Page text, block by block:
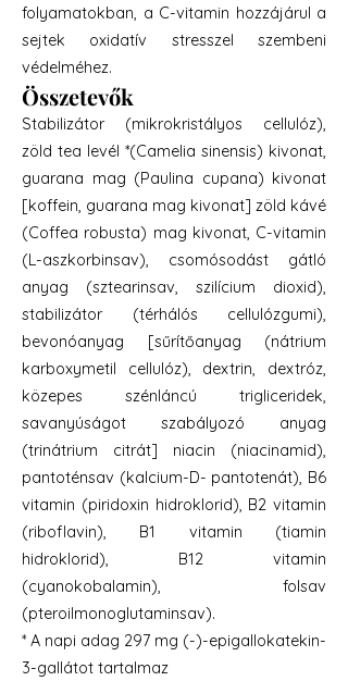
folyamatokban, a C-vitamin hozzájárul a
sejtek oxidatív stresszel szembeni
védelméhez.
Összetevők
Stabilizátor (mikrokristályos cellulóz),
zöld tea levél *(Camelia sinensis) kivonat,
guarana mag (Paulina cupana) kivonat
[koffein, guarana mag kivonat] zöld kávé
(Coffea robusta) mag kivonat, C-vitamin
(L-aszkorbinsav), csomósodást gátló
anyag (sztearinsav, szilícium dioxid),
stabilizátor (térhálós cellulózgumi),
bevonóanyag [sűrítőanyag (nátrium
karboxymetil cellulóz), dextrin, dextróz,
közepes szénláncú trigliceridek,
savanyúságot szabályozó anyag
(trinátrium citrát] niacin (niacinamid),
pantoténsav (kalcium-D- pantotenát), B6
vitamin (piridoxin hidroklorid), B2 vitamin
(riboflavin), B1 vitamin (tiamin
hidroklorid), B12 vitamin
(cyanokobalamin), folsav
(pteroilmonoglutaminsav).
* A napi adag 297 mg (-)-epigallokatekin-
3-gallátot tartalmaz